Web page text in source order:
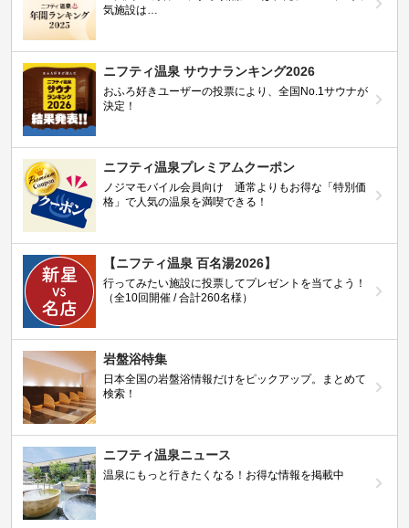
気施設は…
ニフティ温泉 サウナランキング2026
おふろ好きユーザーの投票により、全国No.1サウナが
決定！
ニフティ温泉プレミアムクーポン
ノジマモバイル会員向け 通常よりもお得な「特別価
格」で人気の温泉を満喫できる！
【ニフティ温泉 百名湯2026】
行ってみたい施設に投票してプレゼントを当てよう！
（全10回開催 / 合計260名様）
岩盤浴特集
日本全国の岩盤浴情報だけをピックアップ。まとめて
検索！
ニフティ温泉ニュース
温泉にもっと行きたくなる！お得な情報を掲載中